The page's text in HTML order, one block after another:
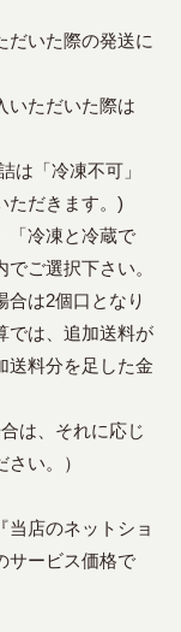
だいた際の発送に
いただいた際は
は「冷凍不可」
ただきます。)
「冷凍と冷蔵で
ご選択下さい。
合は2個口となり
では、追加送料が
送料分を足した金
は、それに応じ
い。）
店のネットショ
サービス価格で